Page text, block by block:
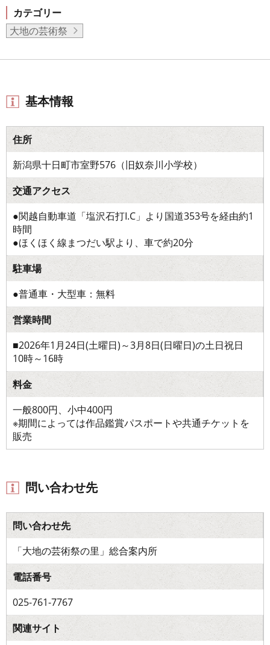
カテゴリー
大地の芸術祭
基本情報
住所
新潟県十日町市室野576（旧奴奈川小学校）
交通アクセス
●関越自動車道「塩沢石打I.C」より国道353号を経由約1
時間
●ほくほく線まつだい駅より、車で約20分
駐車場
●普通車・大型車：無料
営業時間
■2026年1月24日(土曜日)～3月8日(日曜日)の土日祝日
10時～16時
料金
一般800円、小中400円
※期間によっては作品鑑賞パスポートや共通チケットを
販売
問い合わせ先
問い合わせ先
「大地の芸術祭の里」総合案内所
電話番号
025-761-7767
関連サイト